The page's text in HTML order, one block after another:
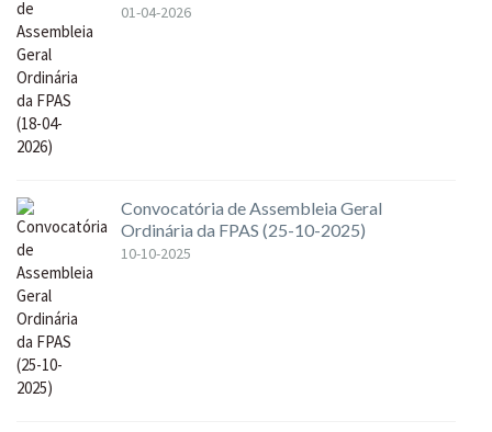
01-04-2026
Convocatória de Assembleia Geral
Ordinária da FPAS (25-10-2025)
10-10-2025